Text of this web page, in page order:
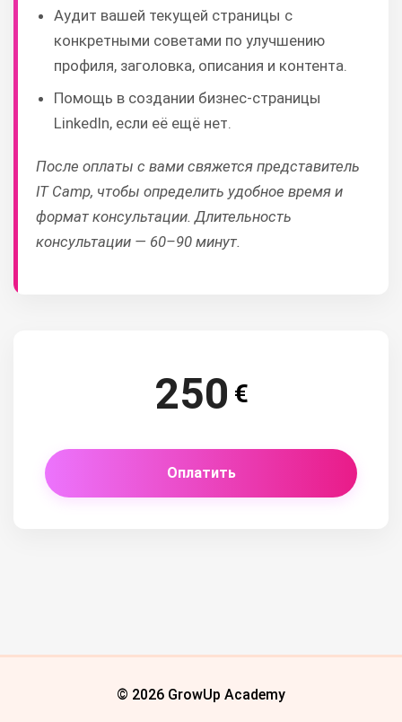
Аудит вашей текущей страницы с
конкретными советами по улучшению
профиля, заголовка, описания и контента.
Помощь в создании бизнес-страницы
LinkedIn, если её ещё нет.
После оплаты с вами свяжется представитель
IT Camp, чтобы определить удобное время и
формат консультации. Длительность
консультации — 60–90 минут.
250 €
Оплатить
© 2026 GrowUp Academy